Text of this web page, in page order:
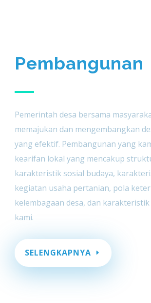
Pembangunan
Pemerintah desa bersama
memajukan dan mengembangkan
yang efektif. Pembangunan yang
kearifan lokal yang mencakup
karakteristik sosial budaya,
kegiatan usaha pertanian, pola
kelembagaan desa, dan
kami.
SELENGKAPNYA